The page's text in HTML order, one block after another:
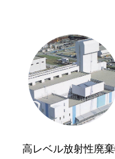
高レベル放射性廃